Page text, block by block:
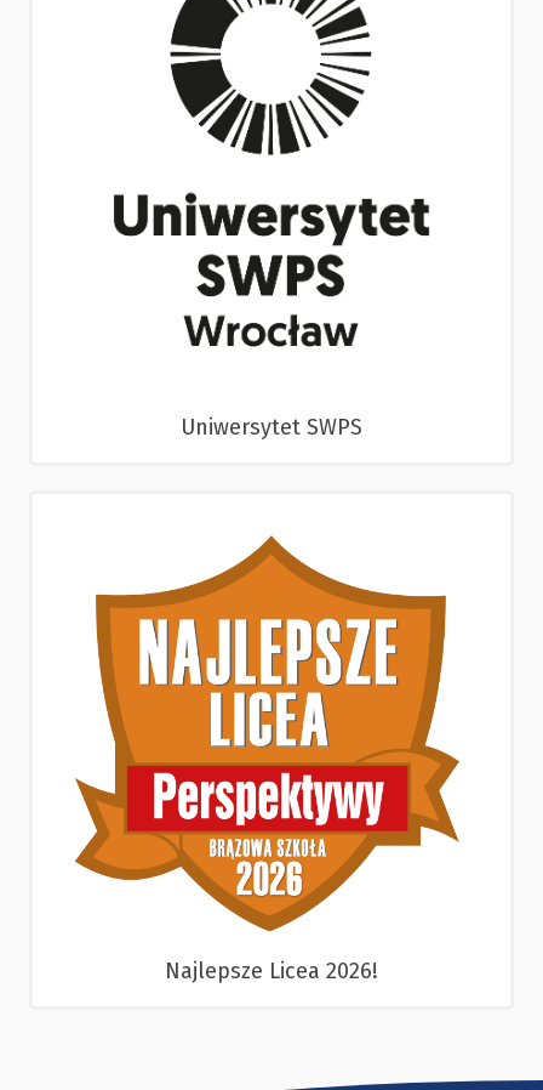
Uniwersytet SWPS
Najlepsze Licea 2026!